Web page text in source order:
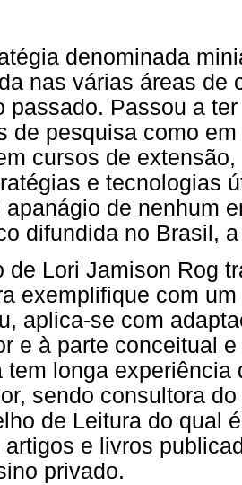
denominada
nas várias áreas de
passado. Passou a
de pesquisa como
cursos de
e tecnologias
apanágio de nenhum
difundida no Brasil,
de Lori Jamison Rog
exemplifique com
aplica-se com
e à parte conceitual
tem longa
sendo consultora
de Leitura do qual
artigos e livros
privado.